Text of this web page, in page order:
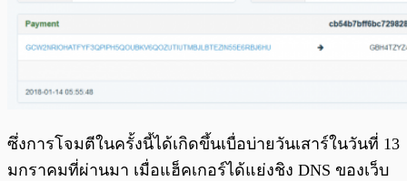
ซึ่งการโจมตีในครั้งนี้ได้เกิดขึ้นเบื่อบ่ายวันเสาร์ในวันที่ 13
มกราคมที่ผ่านมา เมื่อแฮ็คเกอร์ได้แย่งชิง DNS ของเว็บ